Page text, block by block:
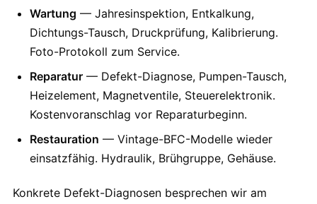
Wartung — Jahresinspektion, Entkalkung,
Dichtungs-Tausch, Druckprüfung, Kalibrierung.
Foto-Protokoll zum Service.
Reparatur — Defekt-Diagnose, Pumpen-Tausch,
Heizelement, Magnetventile, Steuerelektronik.
Kostenvoranschlag vor Reparaturbeginn.
Restauration — Vintage-BFC-Modelle wieder
einsatzfähig. Hydraulik, Brühgruppe, Gehäuse.
Konkrete Defekt-Diagnosen besprechen wir am